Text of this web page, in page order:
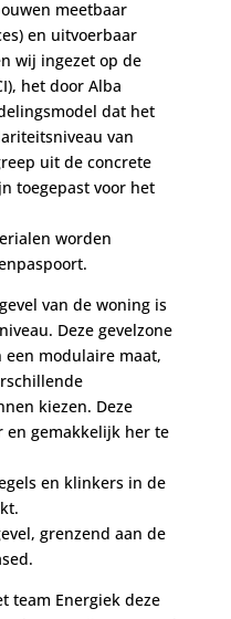
meetbaar
en uitvoerbaar
wij ingezet op de
het door Alba
dat het
van
uit de concrete
toegepast voor het
worden
van de woning is
Deze gevelzone
een modulaire maat,
kiezen. Deze
en gemakkelijk her te
en klinkers in de
grenzend aan de
team Energiek deze